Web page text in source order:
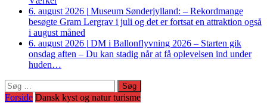
6. august 2026 | Museum Sønderjylland: – Rekordmange
besøgte Gram Lergrav i juli og det er fortsat en attraktion også
i august måned
6. august 2026 | DM i Ballonflyvning 2026 – Starten gik
onsdag aften – Du kan stadig når at få oplevelsen ind under
huden…
Søg
efter:
Forside Dansk kyst og natur turisme